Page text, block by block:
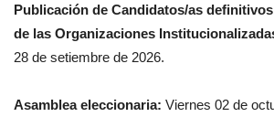
Publicación de Candidatos/as
de las Organizaciones
28 de setiembre de 2026.
Asamblea eleccionaria: Viernes 02 de